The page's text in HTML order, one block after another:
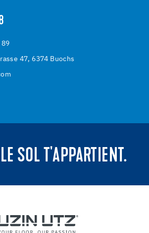
89
47, 6374 Buochs
SOL T'APPARTIENT.